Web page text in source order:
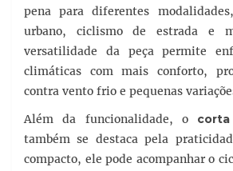
pena para diferentes
urbano, ciclismo de estrada e
versatilidade da peça permite
climáticas com mais conforto,
contra vento frio e pequenas
Além da funcionalidade, o
também se destaca pela
compacto, ele pode acompanhar o